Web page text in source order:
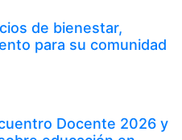
de bienestar,
para su comunidad
Docente 2026 y